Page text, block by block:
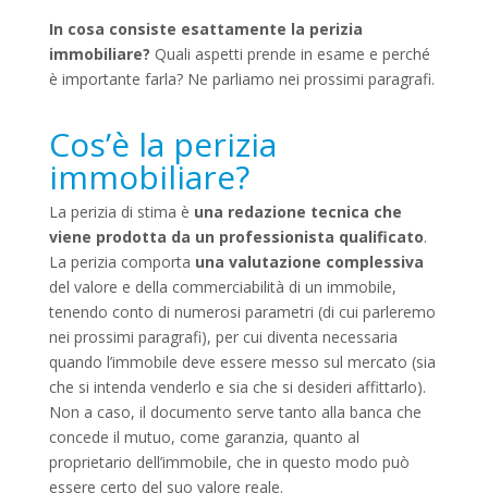
In cosa consiste esattamente la perizia
immobiliare? Quali aspetti prende in esame e perché
è importante farla? Ne parliamo nei prossimi paragrafi.
Cos’è la perizia
immobiliare?
La perizia di stima è una redazione tecnica che
viene prodotta da un professionista qualificato.
La perizia comporta una valutazione complessiva
del valore e della commerciabilità di un immobile,
tenendo conto di numerosi parametri (di cui parleremo
nei prossimi paragrafi), per cui diventa necessaria
quando l’immobile deve essere messo sul mercato (sia
che si intenda venderlo e sia che si desideri affittarlo).
Non a caso, il documento serve tanto alla banca che
concede il mutuo, come garanzia, quanto al
proprietario dell’immobile, che in questo modo può
essere certo del suo valore reale.